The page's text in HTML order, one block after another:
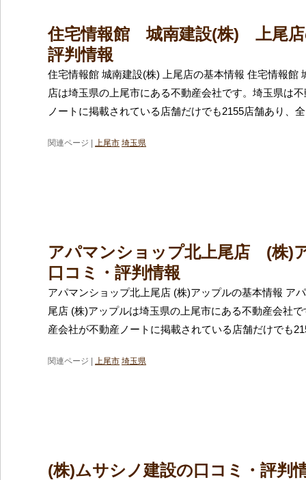
住宅情報館 城南建設(株) 上尾店
評判情報
住宅情報館 城南建設(株) 上尾店の基本情報 住宅情報館
店は埼玉県の上尾市にある不動産会社です。埼玉県は
ノートに掲載されている店舗だけでも2155店舗あり、
関連ページ | 上尾市 埼玉県
アパマンショップ北上尾店 (株)
口コミ・評判情報
アパマンショップ北上尾店 (株)アップルの基本情報 ア
尾店 (株)アップルは埼玉県の上尾市にある不動産会社
産会社が不動産ノートに掲載されている店舗だけでも
関連ページ | 上尾市 埼玉県
(株)ムサシノ建設の口コミ・評判